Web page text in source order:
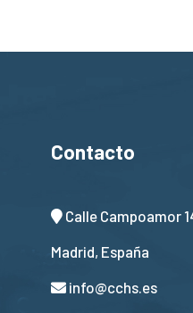
Contacto
Calle Campoamor
Madrid, España
info@cchs.es